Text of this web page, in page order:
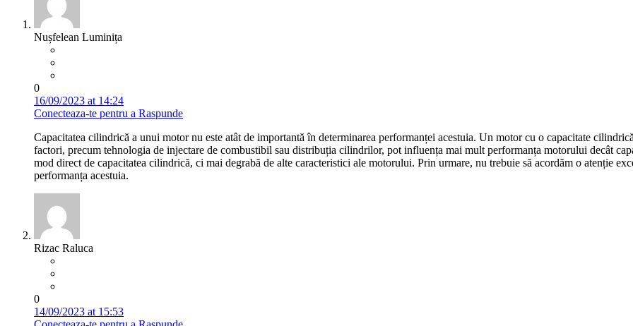
Nușfelean Luminița
0
16/09/2023 at 14:24
Conecteaza-te pentru a Raspunde
Capacitatea cilindrică a unui motor nu este atât de importantă în determinarea performanței acestuia. Un motor cu o capacitate
factori, precum tehnologia de injectare de combustibil sau distribuția cilindrilor, pot influența mai mult performanța motorului decât
mod direct de capacitatea cilindrică, ci mai degrabă de alte caracteristici ale motorului. Prin urmare, nu trebuie să acordăm o atenție
performanța acestuia.
Rizac Raluca
0
14/09/2023 at 15:53